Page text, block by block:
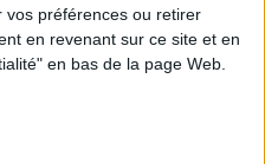
vos préférences ou retirer
en revenant sur ce site et en
en bas de la page Web.
par des féculents ?
du 05/08/2026